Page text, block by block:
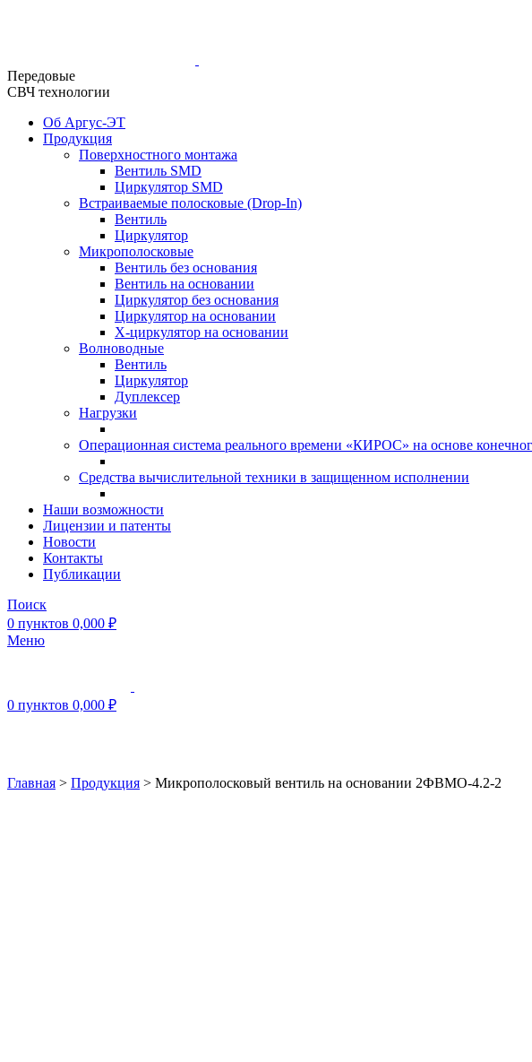
Передовые
СВЧ технологии
Об Аргус-ЭТ
Продукция
Поверхностного монтажа
Вентиль SMD
Циркулятор SMD
Встраиваемые полосковые (Drop-In)
Вентиль
Циркулятор
Микрополосковые
Вентиль без основания
Вентиль на основании
Циркулятор без основания
Циркулятор на основании
Х-циркулятор на основании
Волноводные
Вентиль
Циркулятор
Дуплексер
Нагрузки
Операционная система реального времени «КИРОС» на основе
Средства вычислительной техники в защищенном исполнении
Наши возможности
Лицензии и патенты
Новости
Контакты
Публикации
Поиск
0 пунктов 0,000 ₽
Меню
0 пунктов 0,000 ₽
Главная > Продукция > Микрополосковый вентиль на основании 2ФВМO-4.2-2